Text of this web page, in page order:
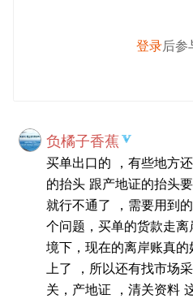
登录后参
负橘子香蕉
买单出口的 ，有些地方
的抬头 跟产地证的抬头
就行不通了 ，需要用到
个问题，买单的货款走
境下，现在的离岸账真
上了 ，所以还有找市场
关，产地证 ，清关资料